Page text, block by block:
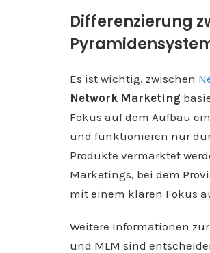
Differenzierung
Es ist wichtig, zwischen
Network Marketing
Fokus auf dem Aufbau
und funktionieren nur
Produkte vermarktet
Marketings, bei dem
mit einem klaren Fokus
Weitere Informationen
und MLM sind